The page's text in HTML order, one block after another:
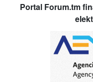
Portal Forum.tm